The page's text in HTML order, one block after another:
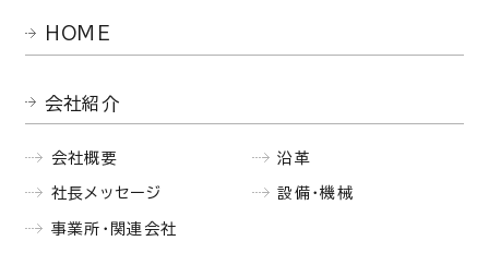
HOME
会社紹介
会社概要
社長メッセージ
事業所・関連会社
沿革
設備・機械